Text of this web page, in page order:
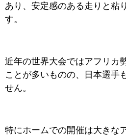
あり、安定感のある走りと粘
す。
近年の世界大会ではアフリカ
ことが多いものの、日本選手
せん。
特にホームでの開催は大きな